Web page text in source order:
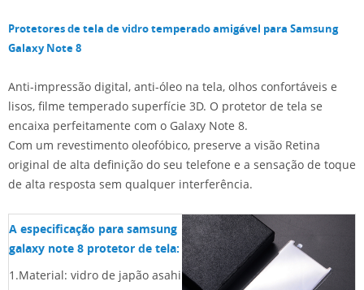
Protetores de tela de vidro temperado amigável para Samsung
Galaxy Note 8
Anti-impressão digital, anti-óleo na tela, olhos confortáveis ​​e
lisos, filme temperado superfície 3D. O protetor de tela se
encaixa perfeitamente com o Galaxy Note 8.
Com um revestimento oleofóbico, preserve a visão Retina
original de alta definição do seu telefone e a sensação de toque
de alta resposta sem qualquer interferência.
A especificação para samsung
galaxy note 8 protetor de tela:
1.Material: vidro de japão asahi